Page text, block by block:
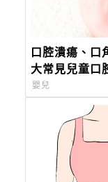
口腔潰瘍、口
大常見兒童口
照護！
嬰兒